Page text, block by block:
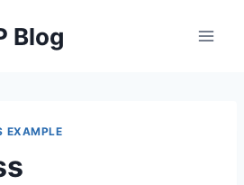
Blog
EXAMPLE